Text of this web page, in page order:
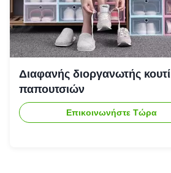
Διαφανής διοργανωτής κουτί
παπουτσιών
Επικοινωνήστε Τώρα